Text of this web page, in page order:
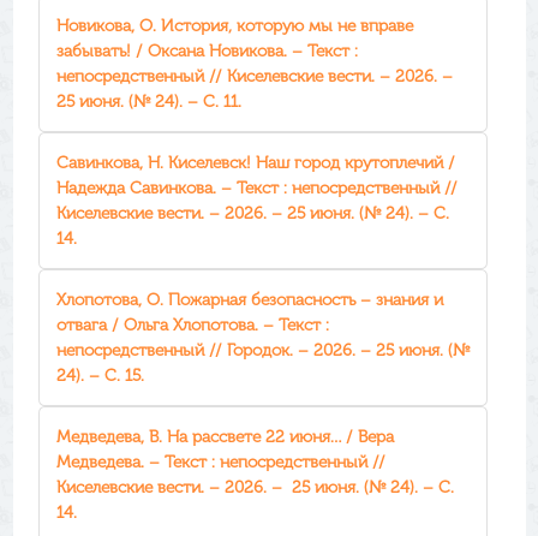
Новикова, О. История, которую мы не вправе
забывать! / Оксана Новикова. – Текст :
непосредственный // Киселевские вести. – 2026. –
25 июня. (№ 24). – С. 11.
Савинкова, Н. Киселевск! Наш город крутоплечий /
Надежда Савинкова. – Текст : непосредственный //
Киселевские вести. – 2026. – 25 июня. (№ 24). – С.
14.
Хлопотова, О. Пожарная безопасность – знания и
отвага / Ольга Хлопотова. – Текст :
непосредственный // Городок. – 2026. – 25 июня. (№
24). – С. 15.
Медведева, В. На рассвете 22 июня… / Вера
Медведева. – Текст : непосредственный //
Киселевские вести. – 2026. – 25 июня. (№ 24). – С.
14.